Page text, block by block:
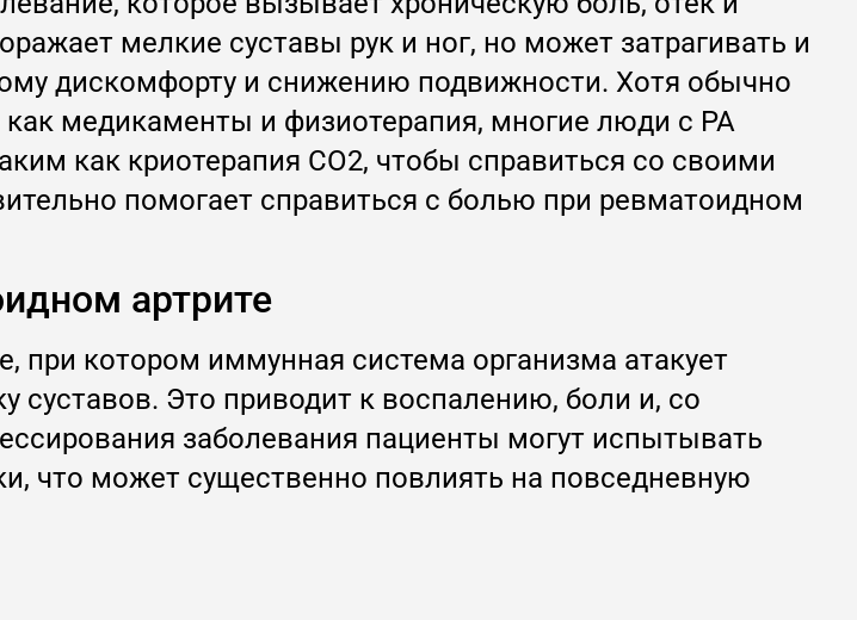
мелкие суставы рук и ног, но может затрагивать и
дискомфорту и снижению подвижности. Хотя обычно
медикаменты и физиотерапия, многие люди с РА
как криотерапия CO2, чтобы справиться со своими
помогает справиться с болью при ревматоидном
артрите
при котором иммунная система организма атакует
суставов. Это приводит к воспалению, боли и, со
заболевания пациенты могут испытывать
что может существенно повлиять на повседневную